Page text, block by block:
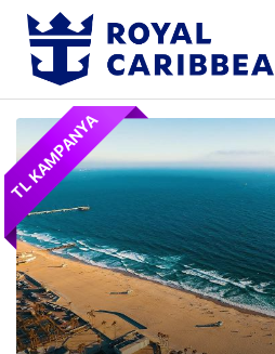
Anasayfa
Hakkımızda
İletişim
Kurumsal Geziler
Blog
Destek Hattı
TL KAMPANYA